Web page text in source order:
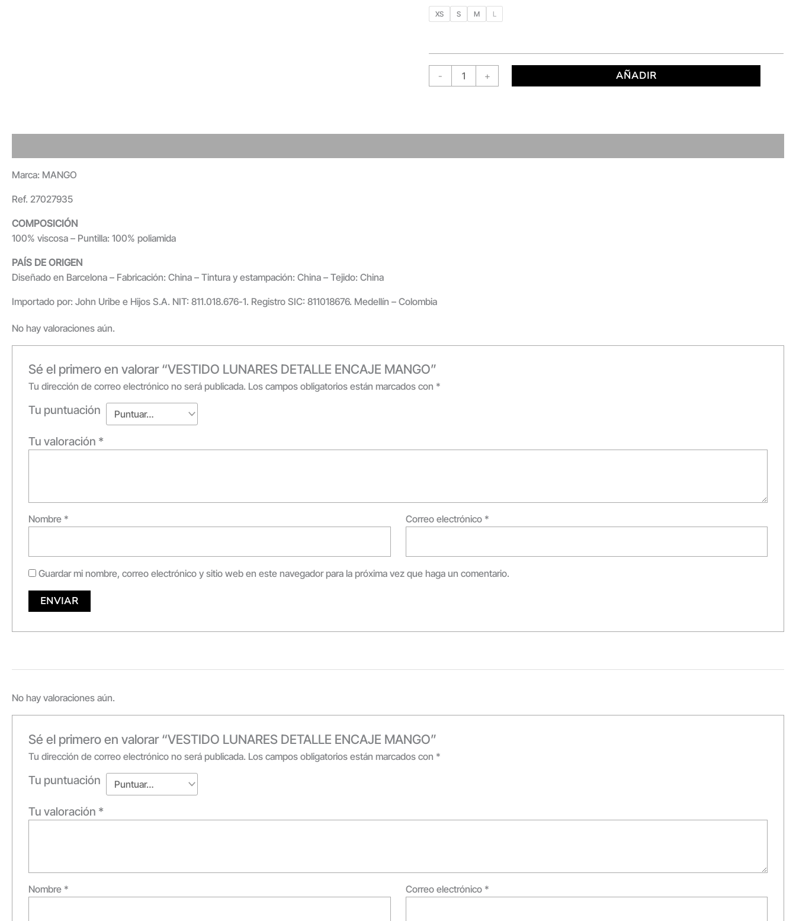
XS S M L
- + AÑADIR
Marca: MANGO
Ref. 27027935
COMPOSICIÓN
100% viscosa – Puntilla: 100% poliamida
PAÍS DE ORIGEN
Diseñado en Barcelona – Fabricación: China – Tintura y estampación: China – Tejido: China
Importado por: John Uribe e Hijos S.A. NIT: 811.018.676-1. Registro SIC: 811018676. Medellín – Colombia
No hay valoraciones aún.
Sé el primero en valorar “VESTIDO LUNARES DETALLE ENCAJE MANGO”
Tu dirección de correo electrónico no será publicada. Los campos obligatorios están marcados con *
Tu puntuación
Tu valoración *
Nombre * Correo electrónico *
Guardar mi nombre, correo electrónico y sitio web en este navegador para la próxima vez que haga un comentario.
No hay valoraciones aún.
Sé el primero en valorar “VESTIDO LUNARES DETALLE ENCAJE MANGO”
Tu dirección de correo electrónico no será publicada. Los campos obligatorios están marcados con *
Tu puntuación
Tu valoración *
Nombre * Correo electrónico *